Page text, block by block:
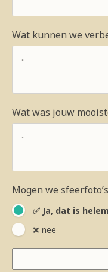
Wat kunnen we
Wat was jouw
Mogen we
✅ Ja, dat is
❌ nee